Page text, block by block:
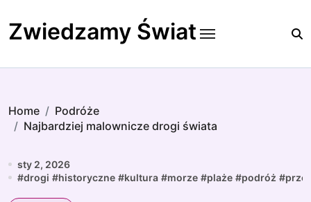
to
content
Zwiedzamy Świat
Home
Podróże
Najbardziej malownicze drogi świata
sty 2, 2026
#drogi #historyczne #kultura #morze #plaże #podróż #